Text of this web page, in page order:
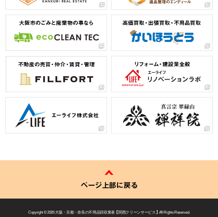
ページ上部に戻る
Copyright © 2026大阪・京都・奈良の不用品回収業者 【 関西クリーンサービス 】 All Rights Reserved.